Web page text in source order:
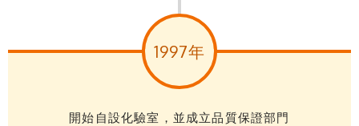
1997年
開始自設化驗室，並成立品質保證部門